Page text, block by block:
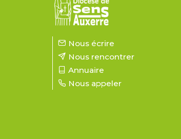
Nous écrire
Nous rencontrer
Annuaire
Nous appeler